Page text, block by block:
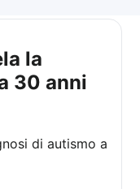
la
30 anni